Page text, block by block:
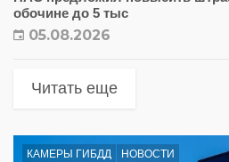
обочине до 5 тыс
05.08.2026
Читать еще
КАМЕРЫ ГИБДД НОВОСТИ